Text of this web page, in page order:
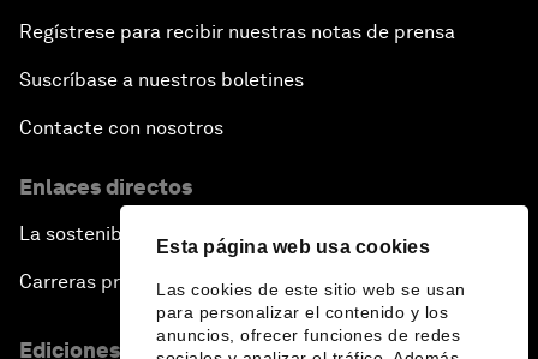
Esta página web usa cookies
Las cookies de este sitio web se usan
para personalizar el contenido y los
anuncios, ofrecer funciones de redes
Regístrese para recibir nuestras notas de prensa
Suscríbase a nuestros boletines
Contacte con nosotros
Enlaces directos
La sostenibilidad en el Foro
Carreras profesionales
Ediciones en otros idiomas